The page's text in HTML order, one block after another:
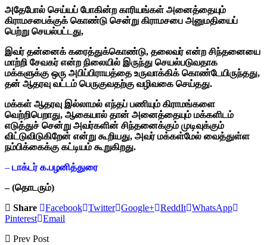
அதேபோல் செய்யப் போகின்ற காரியங்கள் அனைத்தையும்
கிராமசபைக்குக் கொண்டு சென்று கிராமசபை அனுமதியைப்
பெற்று செயல்பட்டது,
இவர் தன்னைக் கரைத்துக்கொண்டு, தலைவர் என்ற சிந்தனையை
மாற்றி சேவகர் என்ற நிலையில் இருந்து செயல்படுவதாக
மக்களுக்கு ஒரு அபிப்பிராயத்தை உருவாக்கிக் கொண்டேயிருந்தது,
தன் ஆதரவு வட்டம் பெருகுவதற்கு வழிவகை செய்தது.
மக்கள் ஆதரவு இல்லாமல் எந்தப் பணியும் கிராமங்களை
வெற்றிபெறாது, ஆகையால் தான் அனைத்தையும் மக்களிடம்
எடுத்துச் சென்று அவர்களின் சிந்தனைக்கும் முடிவுக்கும்
விட்டுவிடுகிறேன் என்று கூறியது, அவர் மக்கள்மேல் வைத்துள்ள
நம்பிக்கைக்கு கட்டியம் கூறுகிறது.
– டாக்டர் க.பழனித்துரை
– (தொடரும்)
Share
Facebook Twitter Google+ ReddIt WhatsApp
Pinterest Email
Prev Post